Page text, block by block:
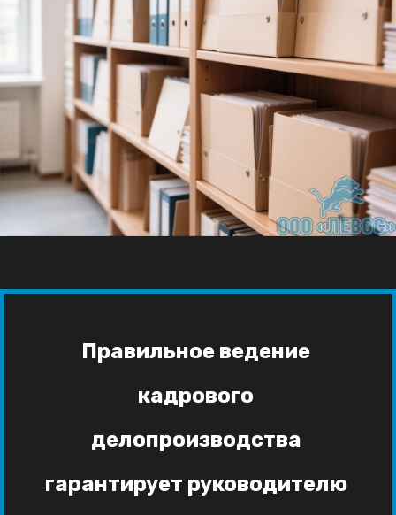
Правильное ведение
кадрового
делопроизводства
гарантирует руководителю